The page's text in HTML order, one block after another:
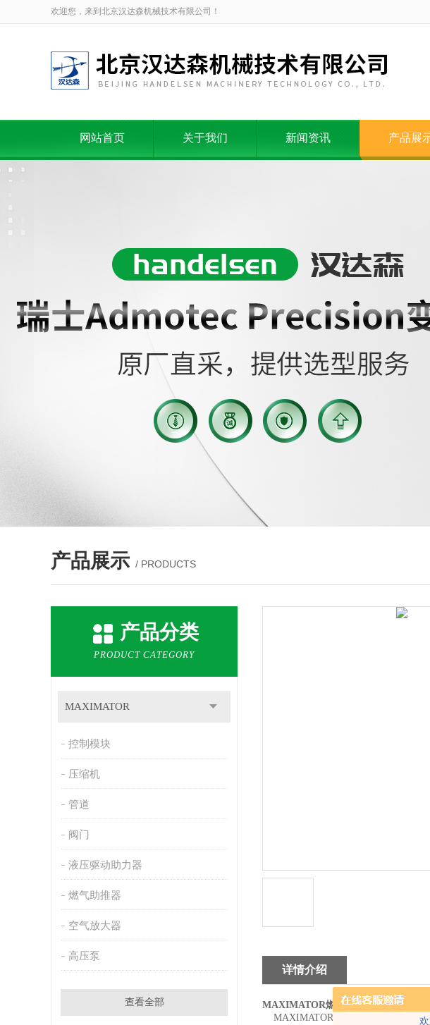
欢
欢迎您，来到北京汉达森机械技术有限公司！
网站首页 关于我们 新闻资讯 产品展
产品展示 / PRODUCTS
产品分类
PRODUCT CATEGORY
MAXIMATOR
控制模块
压缩机
管道
阀门
液压驱动助力器
燃气助推器
空气放大器
高压泵
查看全部
详情介绍
MAXIMATOR燃气助推器DLE 2-1
MAXIMATOR GmbH总部位于